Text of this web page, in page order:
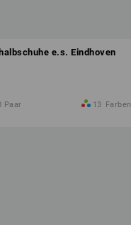
e.s. Eindhoven
Paar 13 Farben